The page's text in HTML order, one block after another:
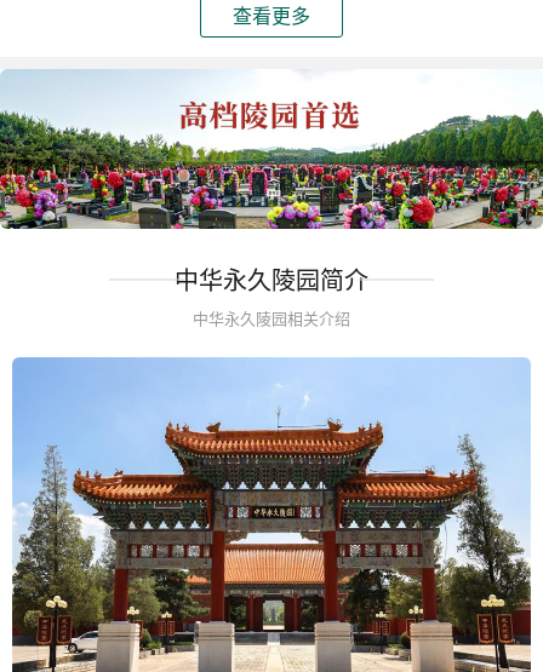
查看更多
中华永久陵园简介
中华永久陵园相关介绍